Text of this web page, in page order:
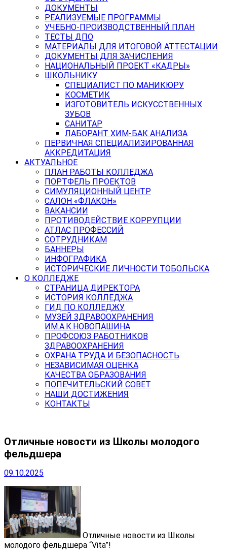
ДОКУМЕНТЫ
РЕАЛИЗУЕМЫЕ ПРОГРАММЫ
УЧЕБНО-ПРОИЗВОДСТВЕННЫЙ ПЛАН
ТЕСТЫ ДПО
МАТЕРИАЛЫ ДЛЯ ИТОГОВОЙ АТТЕСТАЦИИ
ДОКУМЕНТЫ ДЛЯ ЗАЧИСЛЕНИЯ
НАЦИОНАЛЬНЫЙ ПРОЕКТ «КАДРЫ»
ШКОЛЬНИКУ
СПЕЦИАЛИСТ ПО МАНИКЮРУ
КОСМЕТИК
ИЗГОТОВИТЕЛЬ ИСКУССТВЕННЫХ
ЗУБОВ
САНИТАР
ЛАБОРАНТ ХИМ-БАК АНАЛИЗА
ПЕРВИЧНАЯ СПЕЦИАЛИЗИРОВАННАЯ
АККРЕДИТАЦИЯ
АКТУАЛЬНОЕ
ПЛАН РАБОТЫ КОЛЛЕДЖА
ПОРТФЕЛЬ ПРОЕКТОВ
СИМУЛЯЦИОННЫЙ ЦЕНТР
САЛОН «ФЛАКОН»
ВАКАНСИИ
ПРОТИВОДЕЙСТВИЕ КОРРУПЦИИ
АТЛАС ПРОФЕССИЙ
СОТРУДНИКАМ
БАННЕРЫ
ИНФОГРАФИКА
ИСТОРИЧЕСКИЕ ЛИЧНОСТИ ТОБОЛЬСКА
О КОЛЛЕДЖЕ
СТРАНИЦА ДИРЕКТОРА
ИСТОРИЯ КОЛЛЕДЖА
ГИД ПО КОЛЛЕДЖУ
МУЗЕЙ ЗДРАВООХРАНЕНИЯ
ИМ.А.К.НОВОПАШИНА
ПРОФСОЮЗ РАБОТНИКОВ
ЗДРАВООХРАНЕНИЯ
ОХРАНА ТРУДА И БЕЗОПАСНОСТЬ
НЕЗАВИСИМАЯ ОЦЕНКА
КАЧЕСТВА ОБРАЗОВАНИЯ
ПОПЕЧИТЕЛЬСКИЙ СОВЕТ
НАШИ ДОСТИЖЕНИЯ
КОНТАКТЫ
Отличные новости из Школы молодого
фельдшера
09.10.2025
Отличные новости из Школы
молодого фельдшера “Vita”!